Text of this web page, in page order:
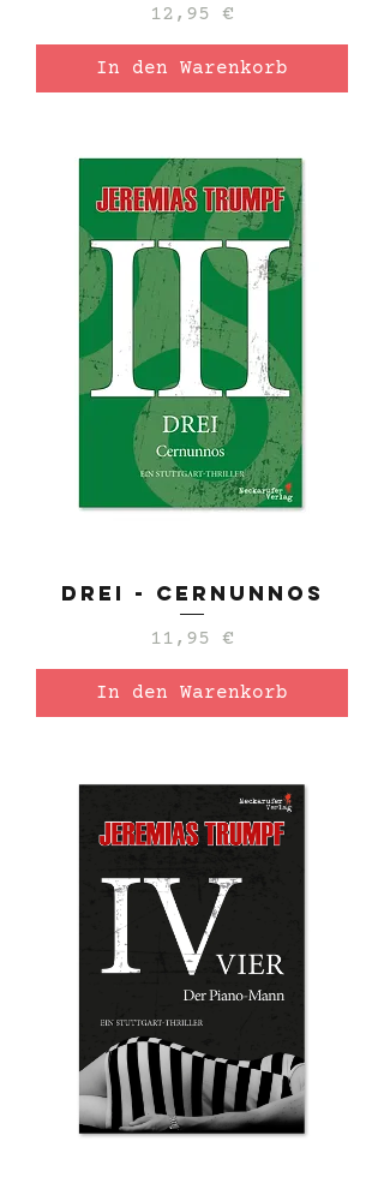
Preis
12,95 €
In den Warenkorb
Drei - Cernunnos
Preis
11,95 €
In den Warenkorb